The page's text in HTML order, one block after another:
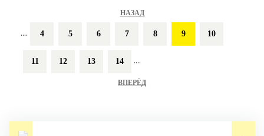
НАЗАД
.... 4 5 6 7 8 9 10
11 12 13 14 ....
ВПЕРЁД